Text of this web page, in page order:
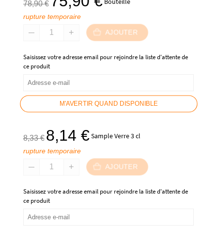
78,90€ prix
initial
était :
prix
est :
75,90 €.
rupture temporaire
AJOUTER
Saisissez votre adresse email pour rejoindre la liste d'attente de
ce produit
M'AVERTIR QUAND DISPONIBLE
8,33€
Le
prix
initial
était :
8,14 €Le
prix
est :
8,14 €.
Sample Verre 3 cl
rupture temporaire
AJOUTER
Saisissez votre adresse email pour rejoindre la liste d'attente de
ce produit